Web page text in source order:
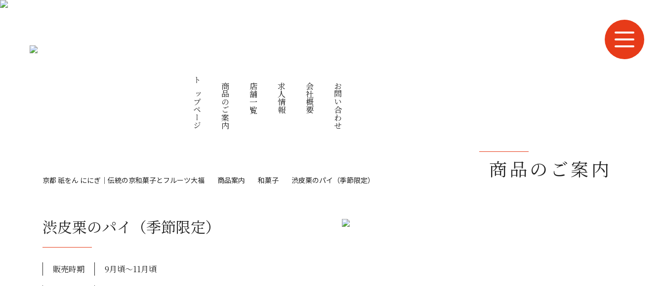
トップページ 商品のご案内 店舗一覧 求人情報 会社概要 お問い合わせ
商品のご案内
京都 祇をん ににぎ｜伝統の京和菓子とフルーツ大福 商品案内 和菓子 渋皮栗のパイ（季節限定）
渋皮栗のパイ（季節限定）
販売時期 9月頃〜11月頃